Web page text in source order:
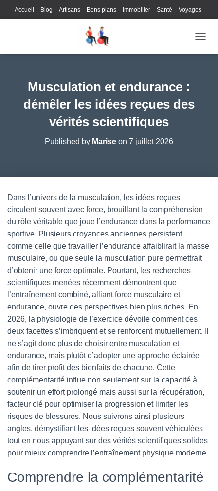
Accueil Blog Artisans Bons plans Immobilier Santé Voyages
Loisirs
Musculation et endurance :
démêler les idées reçues des
vérités scientifiques
Published by Marise on 7 juillet 2026
Dans l’univers de la musculation, les idées reçues
circulent souvent avec force, brouillant la compréhension
du rôle véritable que joue l’endurance dans la performance
sportive. Plusieurs croyances anciennes persistent,
comme celle que travailler l’endurance affaiblirait la masse
musculaire, ou que seule la musculation pure permettrait
d’obtenir une force optimale. Pourtant, les recherches
scientifiques menées récemment démontrent que
l’entraînement combiné, alliant force musculaire et
endurance, ouvre des perspectives bien plus riches. En
2026, la physiologie de l’exercice dévoile comment ces
deux facettes s’imbriquent et se renforcent mutuellement. Il
ne s’agit donc plus de choisir entre musculation et
endurance, mais plutôt d’adopter une approche éclairée
afin de tirer profit des bienfaits de chacune. Cette
complémentarité influe non seulement sur la capacité à
soutenir un effort prolongé mais aussi sur la récupération,
facteur clé pour optimiser la progression et limiter les
risques de blessures. Nous suivrons ainsi plusieurs
angles, démystifiant les idées reçues souvent véhiculées
tout en nous appuyant sur des vérités scientifiques solides
pour mieux comprendre l’entraînement physique moderne.
Comprendre la complémentarité